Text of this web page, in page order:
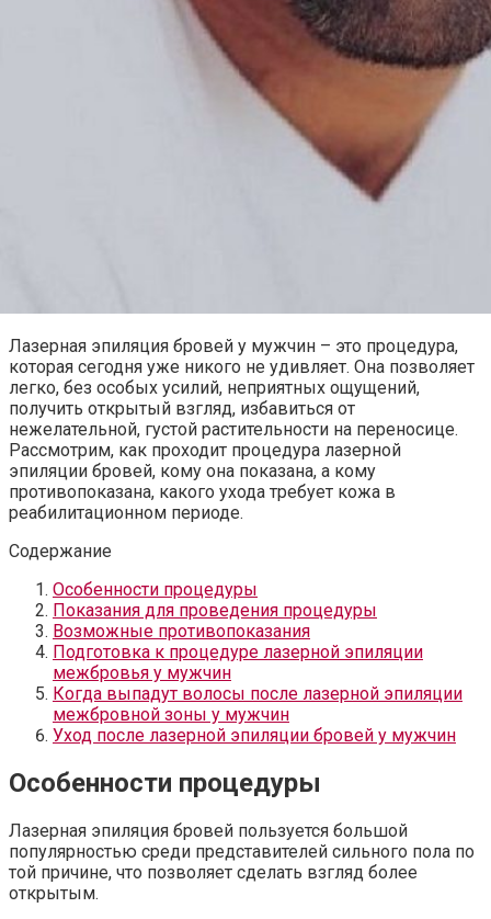
Лазерная эпиляция бровей у мужчин – это процедура,
которая сегодня уже никого не удивляет. Она позволяет
легко, без особых усилий, неприятных ощущений,
получить открытый взгляд, избавиться от
нежелательной, густой растительности на переносице.
Рассмотрим, как проходит процедура лазерной
эпиляции бровей, кому она показана, а кому
противопоказана, какого ухода требует кожа в
реабилитационном периоде.
Содержание
Особенности процедуры
Показания для проведения процедуры
Возможные противопоказания
Подготовка к процедуре лазерной эпиляции
межбровья у мужчин
Когда выпадут волосы после лазерной эпиляции
межбровной зоны у мужчин
Уход после лазерной эпиляции бровей у мужчин
Особенности процедуры
Лазерная эпиляция бровей пользуется большой
популярностью среди представителей сильного пола по
той причине, что позволяет сделать взгляд более
открытым.